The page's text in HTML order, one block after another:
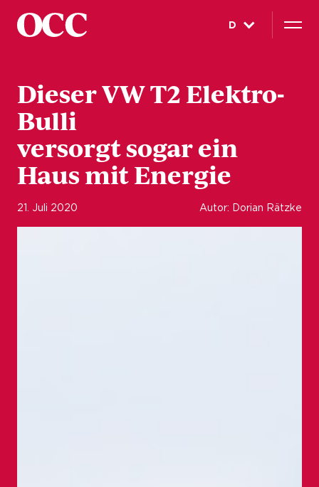
D
Dieser VW T2 Elektro-
Bulli
versorgt sogar ein
Haus mit Energie
21. Juli 2020 Autor: Dorian Rätzke